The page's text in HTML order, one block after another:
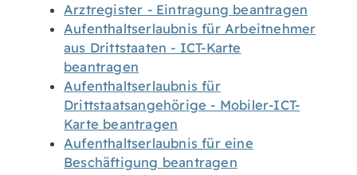
Arztregister - Eintragung beantragen
Aufenthaltserlaubnis für Arbeitnehmer
aus Drittstaaten - ICT-Karte
beantragen
Aufenthaltserlaubnis für
Drittstaatsangehörige - Mobiler-ICT-
Karte beantragen
Aufenthaltserlaubnis für eine
Beschäftigung beantragen